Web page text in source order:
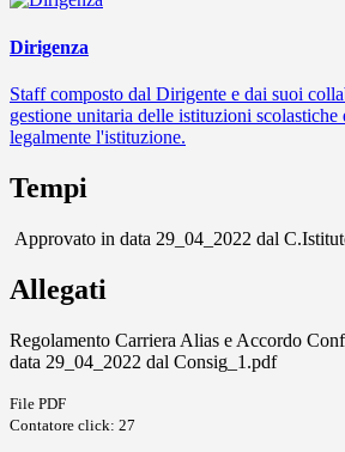
Dirigenza
Staff composto dal Dirigente e dai suoi
gestione unitaria delle istituzioni scolastiche
legalmente l'istituzione.
Tempi
Approvato in data 29_04_2022 dal
Allegati
Regolamento Carriera Alias e Accordo
data 29_04_2022 dal Consig_1.pdf
File PDF
Contatore click: 27